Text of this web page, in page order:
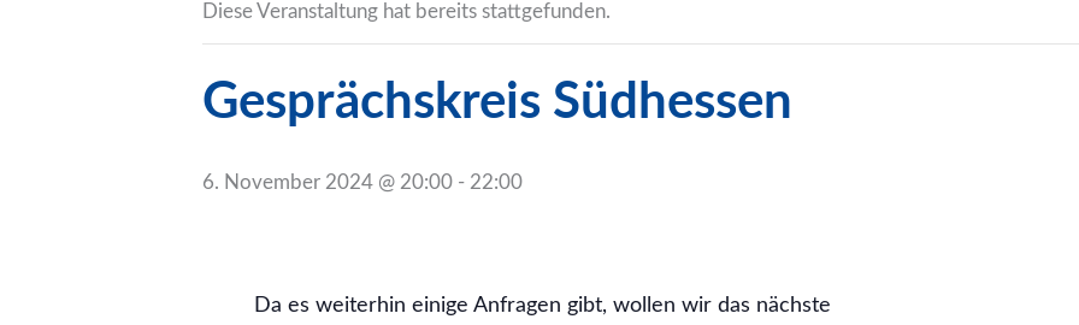
Diese Veranstaltung hat bereits stattgefunden.
Gesprächskreis Südhessen
6. November 2024 @ 20:00 - 22:00
Da es weiterhin einige Anfragen gibt, wollen wir das nächste